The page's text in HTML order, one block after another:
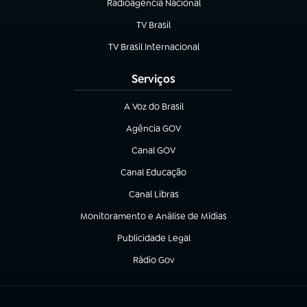
Radioagência Nacional
(abre em nova aba)
TV Brasil
(abre em nova aba)
TV Brasil Internacional
(abre em nova aba)
Serviços
A Voz do Brasil
(abre em nova aba)
Agência GOV
(abre em nova aba)
Canal GOV
(abre em nova aba)
Canal Educação
(abre em nova aba)
Canal Libras
(abre em nova aba)
Monitoramento e Análise de Mídias
(abre em nova aba)
Publicidade Legal
(abre em nova aba)
Rádio Gov
(abre em nova aba)